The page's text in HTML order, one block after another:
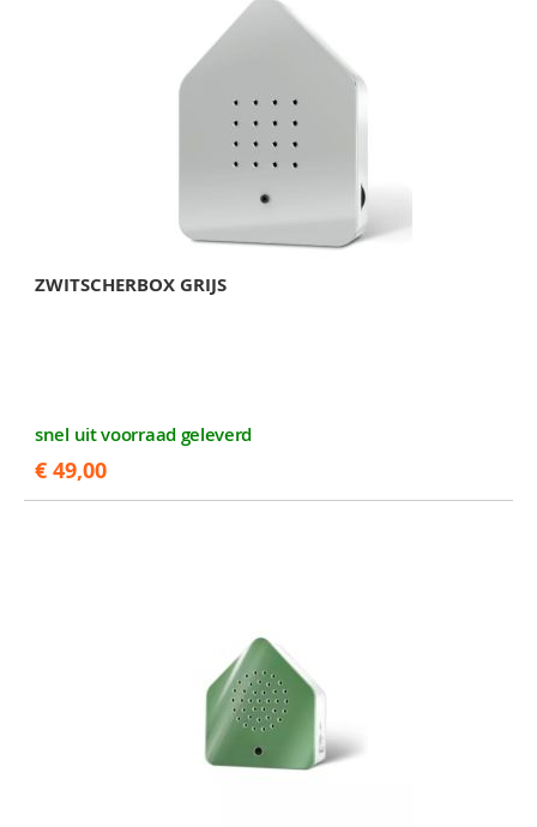
ZWITSCHERBOX GRIJS
snel uit voorraad geleverd
€ 49,00